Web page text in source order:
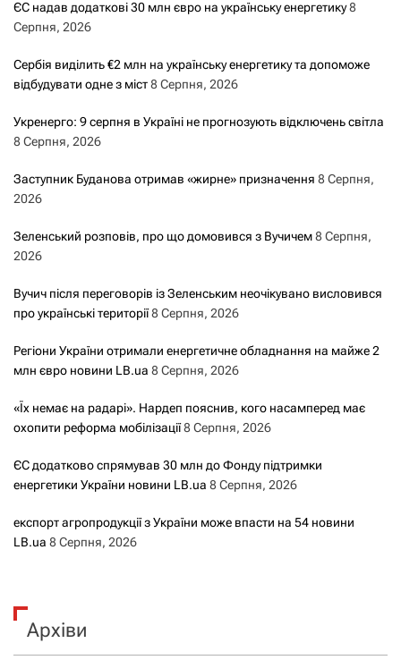
ЄС надав додаткові 30 млн євро на українську енергетику8
Серпня, 2026
Сербія виділить €2 млн на українську енергетику та допоможе
відбудувати одне з міст8 Серпня, 2026
Укренерго: 9 серпня в Україні не прогнозують відключень світла
8 Серпня, 2026
Заступник Буданова отримав «жирне» призначення 8 Серпня,
2026
Зеленський розповів, про що домовився з Вучичем8 Серпня,
2026
Вучич після переговорів із Зеленським неочікувано висловився
про українські території8 Серпня, 2026
Регіони України отримали енергетичне обладнання на майже 2
млн євро новини LB.ua 8 Серпня, 2026
«Їх немає на радарі». Нардеп пояснив, кого насамперед має
охопити реформа мобілізації8 Серпня, 2026
ЄС додатково спрямував 30 млн до Фонду підтримки
енергетики України новини LB.ua 8 Серпня, 2026
експорт агропродукції з України може впасти на 54 новини
LB.ua 8 Серпня, 2026
Архіви